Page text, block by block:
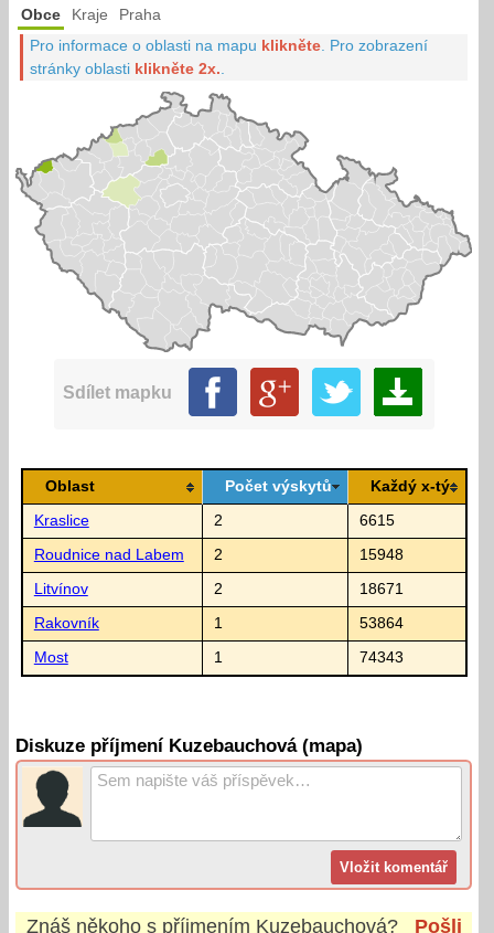
Obce Kraje Praha
Pro informace o oblasti na mapu klikněte Pro zobrazení
stránky oblasti klikněte 2x.
Sdílet mapku
Oblast Počet výskytů Každý x-tý
Kraslice 2 6615
Roudnice nad Labem 2 15948
Litvínov 2 18671
Rakovník 1 53864
Most 1 74343
Diskuze příjmení Kuzebauchová (mapa)
Znáš někoho s příjmením Kuzebauchová?
Pošli